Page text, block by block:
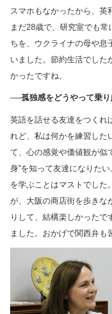
スマホもなかったから、英
まだ28歳で、研究室でも
ちを、ウクライナの母や息
いました。節約生活でした
かったですね。
──孤独感をどうやって乗り
英語を話せる友達をつくれ
れど、私は何かを練習した
て、心の感覚や価値観が似
身”を知って友達になりた
を学ぶことはマストでした
が、大阪の商店街を歩きな
りして、結構楽しかったで
ました。おかげで関西弁も